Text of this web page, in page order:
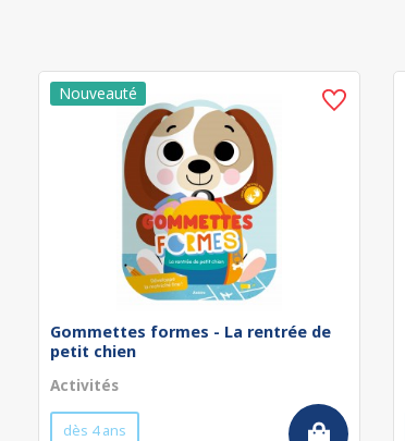
Gommettes formes - La rentrée de
petit chien
Activités
dès 4 ans